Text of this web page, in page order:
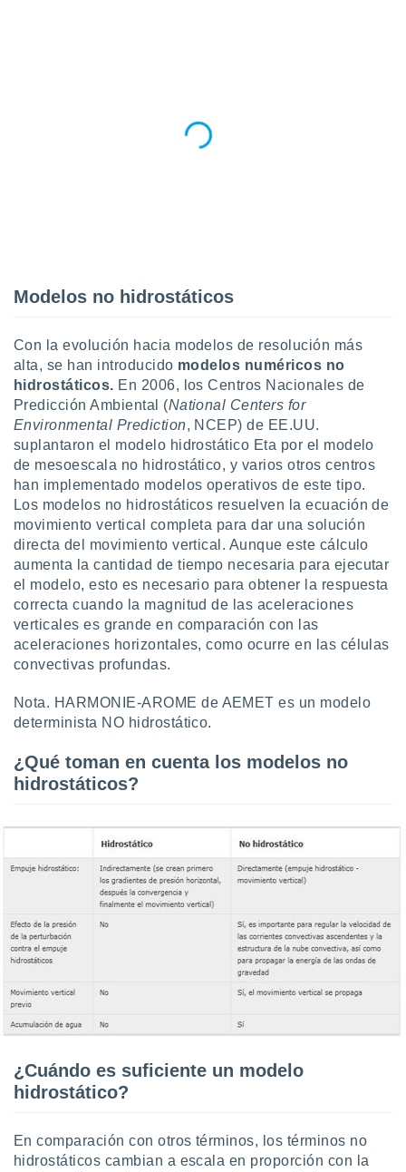
a través
de
de
uso de
con el
e
mediante
publicidad
publicidad
de
1199
Modelos no hidrostáticos
Con la evolución hacia modelos de resolución más
alta, se han introducido modelos numéricos no
hidrostáticos. En 2006, los Centros Nacionales de
Predicción Ambiental (National Centers for
Environmental Prediction, NCEP) de EE.UU.
suplantaron el modelo hidrostático Eta por el modelo
de mesoescala no hidrostático, y varios otros centros
han implementado modelos operativos de este tipo.
Los modelos no hidrostáticos resuelven la ecuación de
movimiento vertical completa para dar una solución
directa del movimiento vertical. Aunque este cálculo
aumenta la cantidad de tiempo necesaria para ejecutar
el modelo, esto es necesario para obtener la respuesta
correcta cuando la magnitud de las aceleraciones
verticales es grande en comparación con las
aceleraciones horizontales, como ocurre en las células
convectivas profundas.
Nota. HARMONIE-AROME de AEMET es un modelo
determinista NO hidrostático.
¿Qué toman en cuenta los modelos no
hidrostáticos?
¿Cuándo es suficiente un modelo
hidrostático?
En comparación con otros términos, los términos no
hidrostáticos cambian a escala en proporción con la